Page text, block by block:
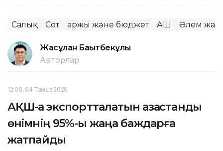
Салық Сот Қаржы және бюджет АҚШ Әлем
Жасұлан Бақытбекұлы
Авторлар
12:08, 04 Тамыз 2026
АҚШ-қа экспортталатын қазақстандық
өнімнің 95%-ы жаңа баждарға
жатпайды